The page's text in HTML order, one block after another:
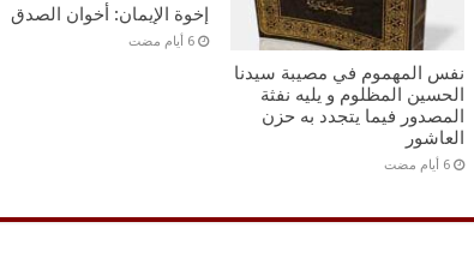
نفس المهموم في مصيبة سيدنا
الحسين المظلوم و يليه نفثة
المصدور فيما يتجدد به حزن
العاشور
‏6 أيام مضت
إخوة الإيمان: أخوان الصدق
‏6 أيام مضت